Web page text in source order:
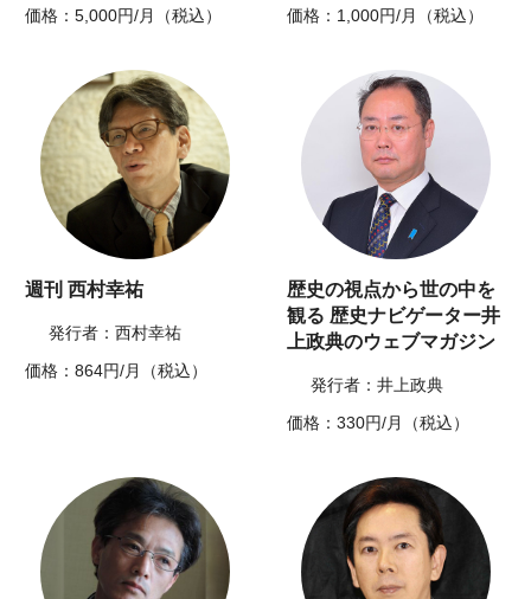
価格：5,000円/月（税込）
価格：1,000円/月（税込）
週刊 西村幸祐
発行者：西村幸祐
価格：864円/月（税込）
歴史の視点から世の中を
観る 歴史ナビゲーター井
上政典のウェブマガジン
発行者：井上政典
価格：330円/月（税込）